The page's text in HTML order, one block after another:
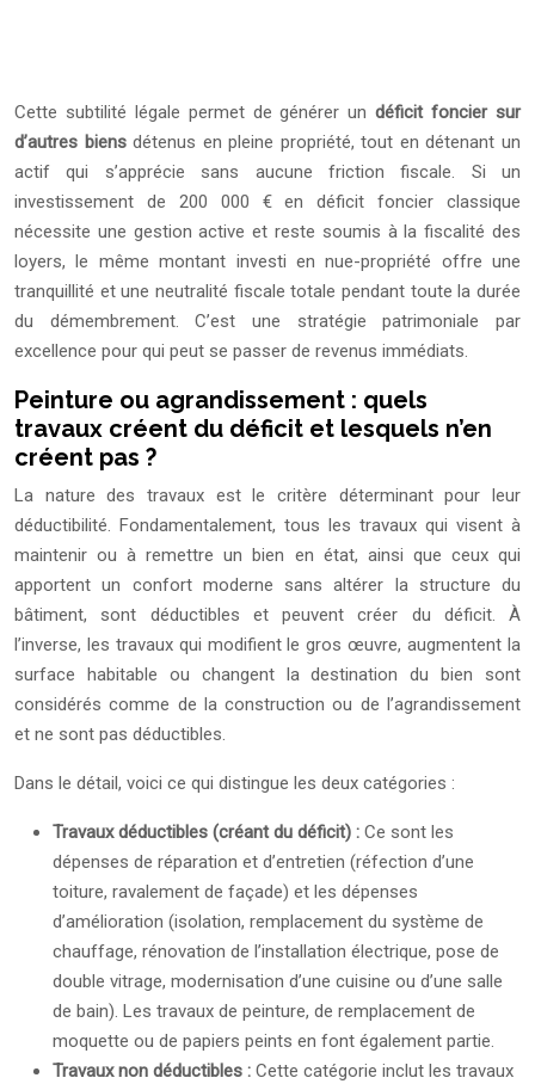
Cette subtilité légale permet de générer undéficit foncier sur
d’autres biensdétenus en pleine propriété, tout en détenant un
actif qui s’apprécie sans aucune friction fiscale. Si un
investissement de 200 000 € en déficit foncier classique
nécessite une gestion active et reste soumis à la fiscalité des
loyers, le même montant investi en nue-propriété offre une
tranquillité et une neutralité fiscale totale pendant toute la durée
du démembrement. C’est une stratégie patrimoniale par
excellence pour qui peut se passer de revenus immédiats.
Peinture ou agrandissement : quels
travaux créent du déficit et lesquels n’en
créent pas ?
La nature des travaux est le critère déterminant pour leur
déductibilité. Fondamentalement, tous les travaux qui visent à
maintenir ou à remettre un bien en état, ainsi que ceux qui
apportent un confort moderne sans altérer la structure du
bâtiment, sont déductibles et peuvent créer du déficit. À
l’inverse, les travaux qui modifient le gros œuvre, augmentent la
surface habitable ou changent la destination du bien sont
considérés comme de la construction ou de l’agrandissement
et ne sont pas déductibles.
Dans le détail, voici ce qui distingue les deux catégories :
Travaux déductibles (créant du déficit) : Ce sont les
dépenses de réparation et d’entretien (réfection d’une
toiture, ravalement de façade) et les dépenses
d’amélioration (isolation, remplacement du système de
chauffage, rénovation de l’installation électrique, pose de
double vitrage, modernisation d’une cuisine ou d’une salle
de bain). Les travaux de peinture, de remplacement de
moquette ou de papiers peints en font également partie.
Travaux non déductibles : Cette catégorie inclut les travaux